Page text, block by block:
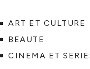
ART ET CULTURE
BEAUTE
CINEMA ET